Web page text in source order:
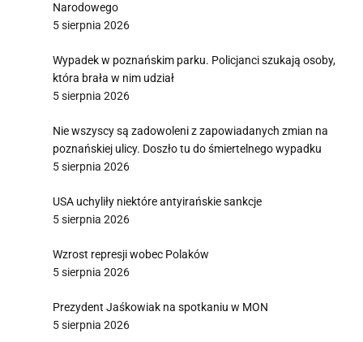
Narodowego
5 sierpnia 2026
Wypadek w poznańskim parku. Policjanci szukają osoby,
która brała w nim udział
5 sierpnia 2026
Nie wszyscy są zadowoleni z zapowiadanych zmian na
poznańskiej ulicy. Doszło tu do śmiertelnego wypadku
5 sierpnia 2026
USA uchyliły niektóre antyirańskie sankcje
5 sierpnia 2026
Wzrost represji wobec Polaków
5 sierpnia 2026
Prezydent Jaśkowiak na spotkaniu w MON
5 sierpnia 2026